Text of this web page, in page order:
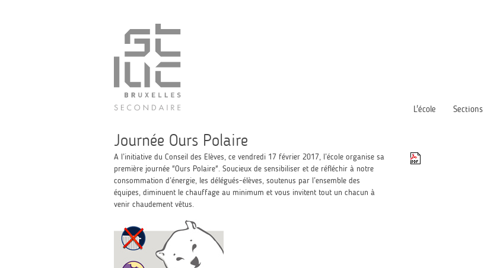
L'école Sections
Journée Ours Polaire
A l’initiative du Conseil des Elèves, ce vendredi 17 février 2017, l’école organise sa
première journée "Ours Polaire". Soucieux de sensibiliser et de réfléchir à notre
consommation d’énergie, les délégués-élèves, soutenus par l’ensemble des
équipes, diminuent le chauffage au minimum et vous invitent tout un chacun à
venir chaudement vêtus.